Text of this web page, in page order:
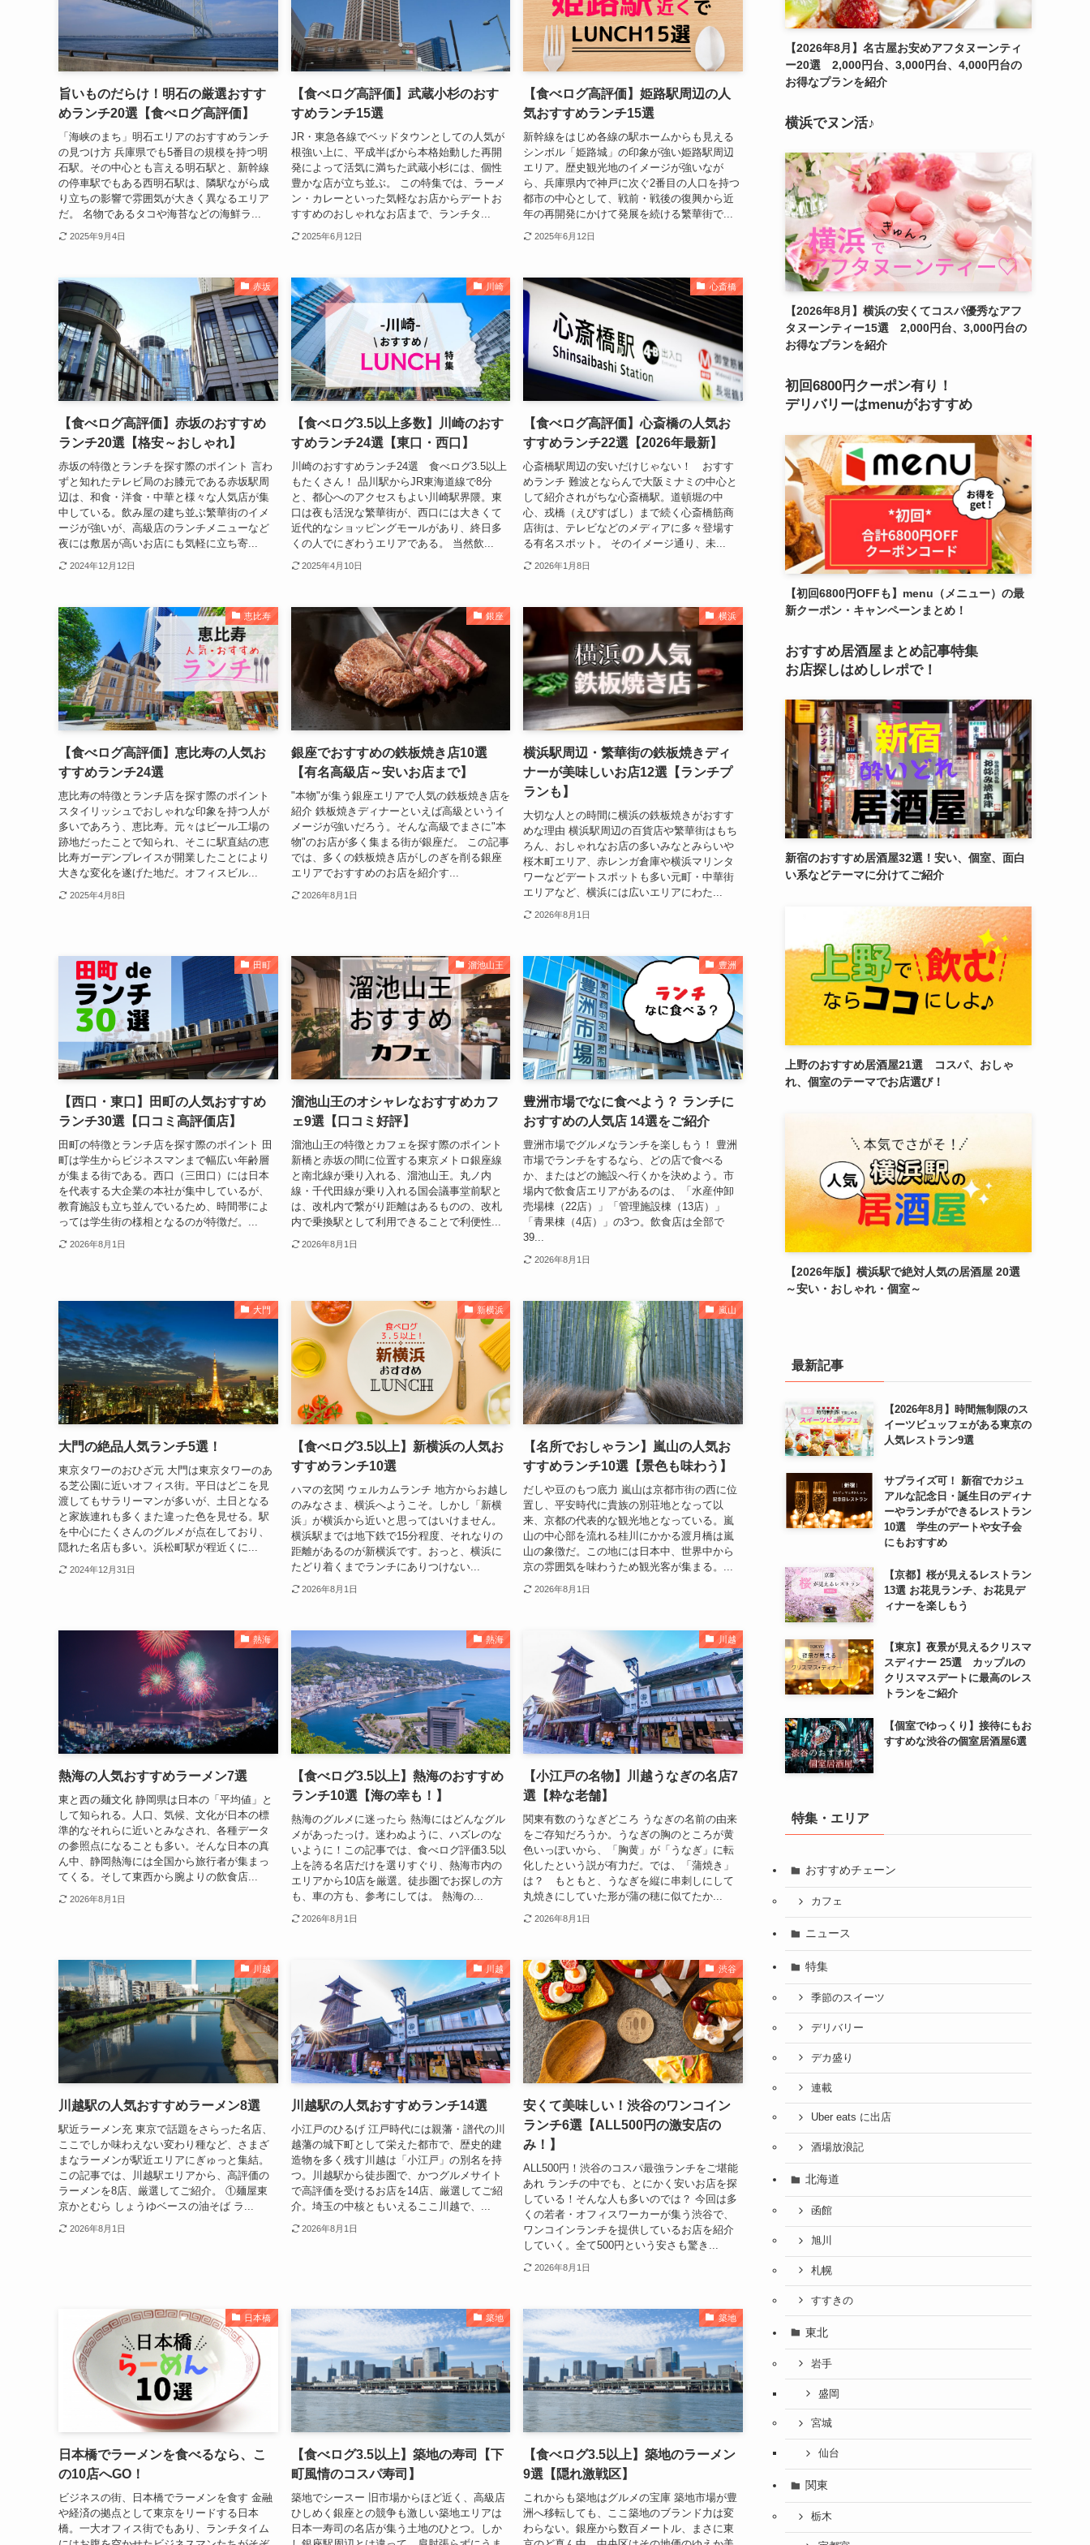
旨いものだらけ！明石の厳選おすす
めランチ20選【食べログ高評価】
「海峡のまち」明石エリアのおすすめランチ
の見つけ方 兵庫県でも5番目の規模を持つ明
石駅。その中心とも言える明石駅と、新幹線
の停車駅でもある西明石駅は、隣駅ながら成
り立ちの影響で雰囲気が大きく異なるエリア
だ。 名物であるタコや海苔などの海鮮ラ...
2025年9月4日
【食べログ高評価】武蔵小杉のおす
すめランチ15選
JR・東急各線でベッドタウンとしての人気が
根強い上に、平成半ばから本格始動した再開
発によって活気に満ちた武蔵小杉には、個性
豊かな店が立ち並ぶ。 この特集では、ラーメ
ン・カレーといった気軽なお店からデートお
すすめのおしゃれなお店まで、ランチタ...
2025年6月12日
【食べログ高評価】姫路駅周辺の人
気おすすめランチ15選
新幹線をはじめ各線の駅ホームからも見える
シンボル「姫路城」の印象が強い姫路駅周辺
エリア。歴史観光地のイメージが強いなが
ら、兵庫県内で神戸に次ぐ2番目の人口を持つ
都市の中心として、戦前・戦後の復興から近
年の再開発にかけて発展を続ける繁華街で...
2025年6月12日
赤坂
【食べログ高評価】赤坂のおすすめ
ランチ20選【格安～おしゃれ】
赤坂の特徴とランチを探す際のポイント 言わ
ずと知れたテレビ局のお膝元である赤坂駅周
辺は、和食・洋食・中華と様々な人気店が集
中している。飲み屋の建ち並ぶ繁華街のイメ
ージが強いが、高級店のランチメニューなど
夜には敷居が高いお店にも気軽に立ち寄...
2024年12月12日
川崎
【食べログ3.5以上多数】川崎のおす
すめランチ24選【東口・西口】
川崎のおすすめランチ24選 食べログ3.5以上
もたくさん！ 品川駅からJR東海道線で8分
と、都心へのアクセスもよい川崎駅界隈。東
口は夜も活況な繁華街が、西口には大きくて
近代的なショッピングモールがあり、終日多
くの人でにぎわうエリアである。 当然飲...
2025年4月10日
心斎橋
【食べログ高評価】心斎橋の人気お
すすめランチ22選【2026年最新】
心斎橋駅周辺の安いだけじゃない！ おすす
めランチ 難波とならんで大阪ミナミの中心と
して紹介されがちな心斎橋駅。道頓堀の中
心、戎橋（えびすばし）まで続く心斎橋筋商
店街は、テレビなどのメディアに多々登場す
る有名スポット。 そのイメージ通り、未...
2026年1月8日
恵比寿
【食べログ高評価】恵比寿の人気お
すすめランチ24選
恵比寿の特徴とランチ店を探す際のポイント
スタイリッシュでおしゃれな印象を持つ人が
多いであろう、恵比寿。元々はビール工場の
跡地だったことで知られ、そこに駅直結の恵
比寿ガーデンプレイスが開業したことにより
大きな変化を遂げた地だ。オフィスビル...
2025年4月8日
銀座
銀座でおすすめの鉄板焼き店10選
【有名高級店～安いお店まで】
"本物"が集う銀座エリアで人気の鉄板焼き店を
紹介 鉄板焼きディナーといえば高級というイ
メージが強いだろう。そんな高級でまさに"本
物"のお店が多く集まる街が銀座だ。 この記事
では、多くの鉄板焼き店がしのぎを削る銀座
エリアでおすすめのお店を紹介す...
2026年8月1日
横浜
横浜駅周辺・繁華街の鉄板焼きディ
ナーが美味しいお店12選【ランチプ
ランも】
大切な人との時間に横浜の鉄板焼きがおすす
めな理由 横浜駅周辺の百貨店や繁華街はもち
ろん、おしゃれなお店の多いみなとみらいや
桜木町エリア、赤レンガ倉庫や横浜マリンタ
ワーなどデートスポットも多い元町・中華街
エリアなど、横浜には広いエリアにわた...
2026年8月1日
田町
【西口・東口】田町の人気おすすめ
ランチ30選【口コミ高評価店】
田町の特徴とランチ店を探す際のポイント 田
町は学生からビジネスマンまで幅広い年齢層
が集まる街である。西口（三田口）には日本
を代表する大企業の本社が集中しているが、
教育施設も立ち並んでいるため、時間帯によ
っては学生街の様相となるのが特徴だ。...
2026年8月1日
溜池山王
溜池山王のオシャレなおすすめカフ
ェ9選【口コミ好評】
溜池山王の特徴とカフェを探す際のポイント
新橋と赤坂の間に位置する東京メトロ銀座線
と南北線が乗り入れる、溜池山王。丸ノ内
線・千代田線が乗り入れる国会議事堂前駅と
は、改札内で繋がり距離はあるものの、改札
内で乗換駅として利用できることで利便性...
2026年8月1日
豊洲
豊洲市場でなに食べよう？ ランチに
おすすめの人気店 14選をご紹介
豊洲市場でグルメなランチを楽しもう！ 豊洲
市場でランチをするなら、どの店で食べる
か、またはどの施設へ行くかを決めよう。市
場内で飲食店エリアがあるのは、「水産仲卸
売場棟（22店）」「管理施設棟（13店）」
「青果棟（4店）」の3つ。飲食店は全部で
39...
2026年8月1日
大門
大門の絶品人気ランチ5選！
東京タワーのおひざ元 大門は東京タワーのあ
る芝公園に近いオフィス街。平日はどこを見
渡してもサラリーマンが多いが、土日となる
と家族連れも多くまた違った色を見せる。駅
を中心にたくさんのグルメが点在しており、
隠れた名店も多い。浜松町駅が程近くに...
2024年12月31日
新横浜
【食べログ3.5以上】新横浜の人気お
すすめランチ10選
ハマの玄関 ウェルカムランチ 地方からお越し
のみなさま、横浜へようこそ。しかし「新横
浜」が横浜から近いと思ってはいけません。
横浜駅までは地下鉄で15分程度、それなりの
距離があるのが新横浜です。おっと、横浜に
たどり着くまでランチにありつけない...
2026年8月1日
嵐山
【名所でおしゃラン】嵐山の人気お
すすめランチ10選【景色も味わう】
だしや豆のもつ底力 嵐山は京都市街の西に位
置し、平安時代に貴族の別荘地となって以
来、京都の代表的な観光地となっている。嵐
山の中心部を流れる桂川にかかる渡月橋は嵐
山の象徴だ。この地には日本中、世界中から
京の雰囲気を味わうため観光客が集まる。...
2026年8月1日
熱海
熱海の人気おすすめラーメン7選
東と西の麺文化 静岡県は日本の「平均値」と
して知られる。人口、気候、文化が日本の標
準的なそれらに近いとみなされ、各種データ
の参照点になることも多い。そんな日本の真
ん中、静岡熱海には全国から旅行者が集まっ
てくる。そして東西から腕よりの飲食店...
2026年8月1日
熱海
【食べログ3.5以上】熱海のおすすめ
ランチ10選【海の幸も！】
熱海のグルメに迷ったら 熱海にはどんなグル
メがあったっけ。迷わぬように、ハズレのな
いように！この記事では、食べログ評価3.5以
上を誇る名店だけを選りすぐり、熱海市内の
エリアから10店を厳選。徒歩圏でお探しの方
も、車の方も、参考にしては。 熱海の...
2026年8月1日
川越
【小江戸の名物】川越うなぎの名店7
選【粋な老舗】
関東有数のうなぎどころ うなぎの名前の由来
をご存知だろうか。うなぎの胸のところが黄
色いっぽいから、「胸黄」が「うなぎ」に転
化したという説が有力だ。では、「蒲焼き」
は？ もともと、うなぎを縦に串刺しにして
丸焼きにしていた形が蒲の穂に似てたか...
2026年8月1日
川越
川越駅の人気おすすめラーメン8選
駅近ラーメン充 東京で話題をさらった名店、
ここでしか味わえない変わり種など、さまざ
まなラーメンが駅近エリアにぎゅっと集結。
この記事では、川越駅エリアから、高評価の
ラーメンを8店、厳選してご紹介。 ①麺屋東
京かとむら しょうゆベースの油そば ラ...
2026年8月1日
川越
川越駅の人気おすすめランチ14選
小江戸のひるげ 江戸時代には親藩・譜代の川
越藩の城下町として栄えた都市で、歴史的建
造物を多く残す川越は「小江戸」の別名を持
つ。川越駅から徒歩圏で、かつグルメサイト
で高評価を受けるお店を14店、厳選してご紹
介。埼玉の中核ともいえるここ川越で、...
2026年8月1日
渋谷
安くて美味しい！渋谷のワンコイン
ランチ6選【ALL500円の激安店の
み！】
ALL500円！渋谷のコスパ最強ランチをご堪能
あれ ランチの中でも、とにかく安いお店を探
している！そんな人も多いのでは？ 今回は多
くの若者・オフィスワーカーが集う渋谷で、
ワンコインランチを提供しているお店を紹介
していく。全て500円という安さも驚き...
2026年8月1日
日本橋
日本橋でラーメンを食べるなら、こ
の10店へGO！
ビジネスの街、日本橋でラーメンを食す 金融
や経済の拠点として東京をリードする日本
橋。一大オフィス街でもあり、ランチタイム
築地
【食べログ3.5以上】築地の寿司【下
町風情のコスパ寿司】
築地でシースー 旧市場からほど近く、高級店
ひしめく銀座との競争も激しい築地エリアは
日本一寿司の名店が集う土地のひとつ。しか
築地
【食べログ3.5以上】築地のラーメン
9選【隠れ激戦区】
これからも築地はグルメの宝庫 築地市場が豊
洲へ移転しても、ここ築地のブランド力は変
わらない。銀座から数百メートル、まさに東
【2026年8月】名古屋お安めアフタヌーンティ
ー20選 2,000円台、3,000円台、4,000円台の
お得なプランを紹介
横浜でヌン活♪
【2026年8月】横浜の安くてコスパ優秀なアフ
タヌーンティー15選 2,000円台、3,000円台の
お得なプランを紹介
初回6800円クーポン有り！
デリバリーはmenuがおすすめ
【初回6800円OFFも】menu（メニュー）の最
新クーポン・キャンペーンまとめ！
おすすめ居酒屋まとめ記事特集
お店探しはめしレポで！
新宿のおすすめ居酒屋32選！安い、個室、面白
い系などテーマに分けてご紹介
上野のおすすめ居酒屋21選 コスパ、おしゃ
れ、個室のテーマでお店選び！
【2026年版】横浜駅で絶対人気の居酒屋 20選
～安い・おしゃれ・個室～
最新記事
【2026年8月】時間無制限のス
イーツビュッフェがある東京の
人気レストラン9選
サプライズ可！ 新宿でカジュ
アルな記念日・誕生日のディナ
ーやランチができるレストラン
10選 学生のデートや女子会
にもおすすめ
【京都】桜が見えるレストラン
13選 お花見ランチ、お花見デ
ィナーを楽しもう
【東京】夜景が見えるクリスマ
スディナー 25選 カップルの
クリスマスデートに最高のレス
トランをご紹介
【個室でゆっくり】接待にもお
すすめな渋谷の個室居酒屋6選
特集・エリア
おすすめチェーン
カフェ
ニュース
特集
季節のスイーツ
デリバリー
デカ盛り
連載
Uber eats に出店
酒場放浪記
北海道
函館
旭川
札幌
すすきの
東北
岩手
盛岡
宮城
仙台
関東
栃木